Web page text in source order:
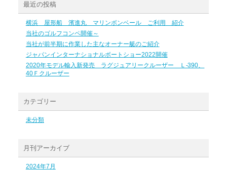
最近の投稿
横浜 屋形船 濱進丸 マリンボンベール ご利用 紹介
当社のゴルフコンペ開催～
当社が前半期に作業した主なオーナー艇のご紹介
ジャパンインターナショナルボートショー2022開催
2020年モデル輸入新発売 ラグジュアリークルーザー Ｌ-390、
40Ｆクルーザー
カテゴリー
未分類
月刊アーカイブ
2024年7月